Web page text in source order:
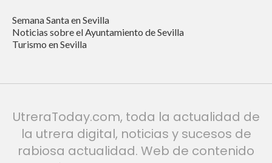
Semana Santa en Sevilla
Noticias sobre el Ayuntamiento de Sevilla
Turismo en Sevilla
UtreraToday.com, toda la actualidad de
la utrera digital, noticias y sucesos de
rabiosa actualidad. Web de contenido